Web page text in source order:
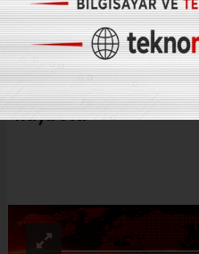
Konya’da balkondan
kaybetti